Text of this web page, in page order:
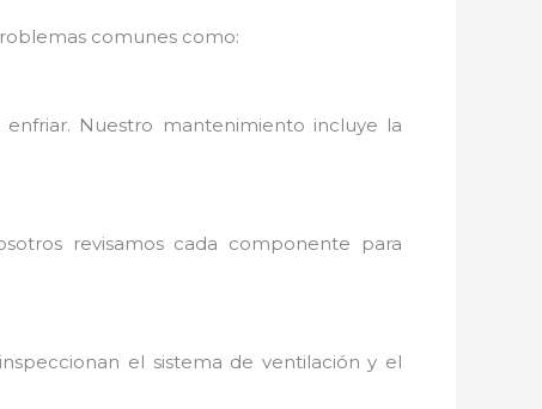
comunes como:
Nuestro mantenimiento incluye la
revisamos cada componente para
el sistema de ventilación y el